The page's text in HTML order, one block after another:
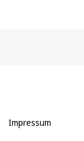
Impressum